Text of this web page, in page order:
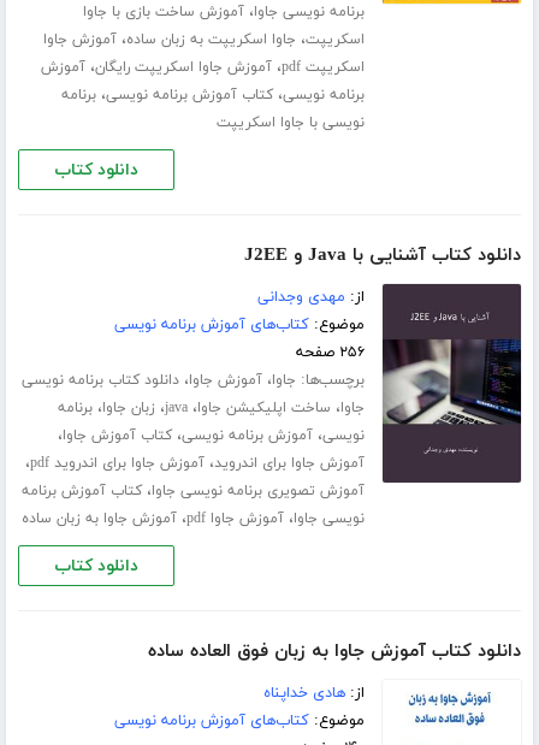
برنامه نویسی جاوا،آموزش ساخت بازی با جاوا
اسکریپت، جاوا اسکریپت به زبان ساده،آموزش جاوا
اسکریپت pdf
،آموزش جاوا اسکریپت رایگان،آموزش
برنامه نویسی،کتاب آموزش برنامه نویسی،برنامه
نویسی با جاوا اسکریپت
دانلود کتاب
دانلود کتاب آشنایی با Java و J2EE
از: مهدی وجدانی
موضوع:کتاب‌های آموزش برنامه نویسی
۲۵۶ صفحه
برچسب‌ها: جاوا،آموزش جاوا،دانلود کتاب برنامه نویسی
جاوا، ساخت اپلیکیشن جاوا،java، زبان جاوا،برنامه
نویسی،آموزش برنامه نویسی،کتاب آموزش جاوا،
آموزش جاوا برای اندروید،آموزش جاوا برای اندروید pdf ،
آموزش تصویری برنامه نویسی جاوا،کتاب آموزش برنامه
نویسی جاوا،آموزش جاوا pdf ،آموزش جاوا به زبان ساده
دانلود کتاب
دانلود کتاب آموزش جاوا به زبان فوق العاده ساده
از:هادی خداپناه
موضوع:کتاب‌های آموزش برنامه نویسی